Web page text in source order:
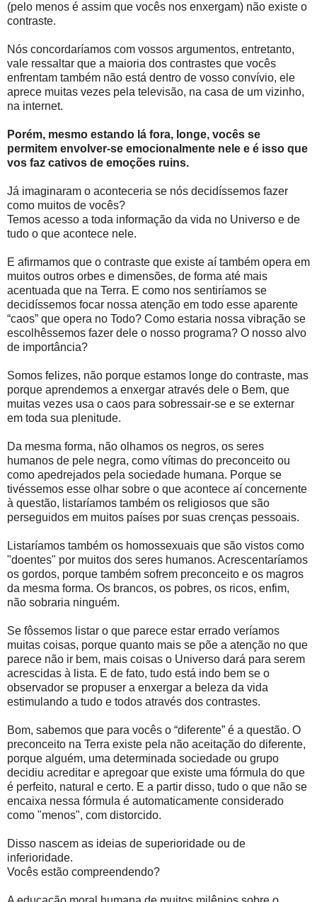
(pelo menos é assim que vocês nos enxergam) não existe o
contraste.
Nós concordaríamos com vossos argumentos, entretanto,
vale ressaltar que a maioria dos contrastes que vocês
enfrentam também não está dentro de vosso convívio, ele
aprece muitas vezes pela televisão, na casa de um vizinho,
na internet.
Porém, mesmo estando lá fora, longe, vocês se
permitem envolver-se emocionalmente nele e é isso que
vos faz cativos de emoções ruins.
Já imaginaram o aconteceria se nós decidíssemos fazer
como muitos de vocês?
Temos acesso a toda informação da vida no Universo e de
tudo o que acontece nele.
E afirmamos que o contraste que existe aí também opera em
muitos outros orbes e dimensões, de forma até mais
acentuada que na Terra. E como nos sentiríamos se
decidíssemos focar nossa atenção em todo esse aparente
“caos” que opera no Todo? Como estaria nossa vibração se
escolhêssemos fazer dele o nosso programa? O nosso alvo
de importância?
Somos felizes, não porque estamos longe do contraste, mas
porque aprendemos a enxergar através dele o Bem, que
muitas vezes usa o caos para sobressair-se e se externar
em toda sua plenitude.
Da mesma forma, não olhamos os negros, os seres
humanos de pele negra, como vítimas do preconceito ou
como apedrejados pela sociedade humana. Porque se
tivéssemos esse olhar sobre o que acontece aí concernente
à questão, listaríamos também os religiosos que são
perseguidos em muitos países por suas crenças pessoais.
Listaríamos também os homossexuais que são vistos como
"doentes" por muitos dos seres humanos. Acrescentaríamos
os gordos, porque também sofrem preconceito e os magros
da mesma forma. Os brancos, os pobres, os ricos, enfim,
não sobraria ninguém.
Se fôssemos listar o que parece estar errado veríamos
muitas coisas, porque quanto mais se põe a atenção no que
parece não ir bem, mais coisas o Universo dará para serem
acrescidas à lista. E de fato, tudo está indo bem se o
observador se propuser a enxergar a beleza da vida
estimulando a tudo e todos através dos contrastes.
Bom, sabemos que para vocês o “diferente” é a questão. O
preconceito na Terra existe pela não aceitação do diferente,
porque alguém, uma determinada sociedade ou grupo
decidiu acreditar e apregoar que existe uma fórmula do que
é perfeito, natural e certo. E a partir disso, tudo o que não se
encaixa nessa fórmula é automaticamente considerado
como "menos", com distorcido.
Disso nascem as ideias de superioridade ou de
inferioridade.
Vocês estão compreendendo?